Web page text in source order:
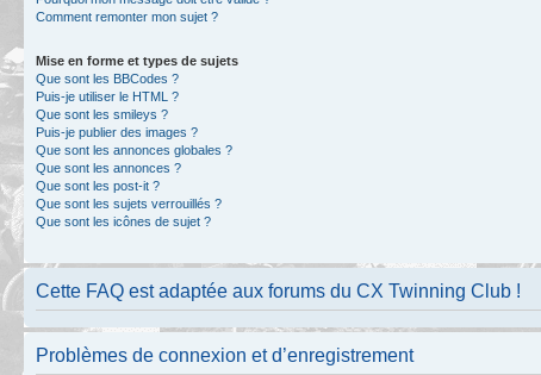
Comment remonter mon sujet ?
Mise en forme et types de sujets
Que sont les BBCodes ?
Puis-je utiliser le HTML ?
Que sont les smileys ?
Puis-je publier des images ?
Que sont les annonces globales ?
Que sont les annonces ?
Que sont les post-it ?
Que sont les sujets verrouillés ?
Que sont les icônes de sujet ?
Cette FAQ est adaptée aux forums du CX Twinning Club !
Problèmes de connexion et d’enregistrement